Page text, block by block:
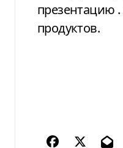
презентацию .
продуктов.